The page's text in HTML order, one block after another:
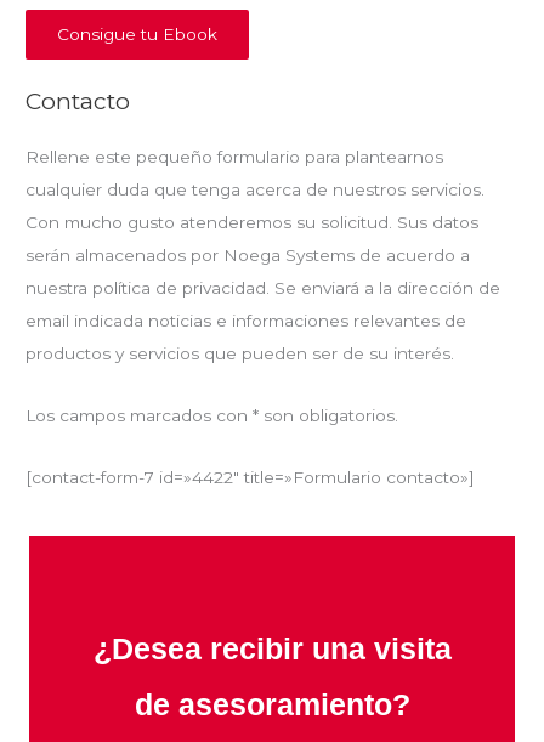
Consigue tu Ebook
Contacto
Rellene este pequeño formulario para plantearnos
cualquier duda que tenga acerca de nuestros servicios.
Con mucho gusto atenderemos su solicitud. Sus datos
serán almacenados por Noega Systems de acuerdo a
nuestra política de privacidad. Se enviará a la dirección de
email indicada noticias e informaciones relevantes de
productos y servicios que pueden ser de su interés.
Los campos marcados con * son obligatorios.
[contact-form-7 id=»4422″ title=»Formulario contacto»]
¿Desea recibir una visita
de asesoramiento?